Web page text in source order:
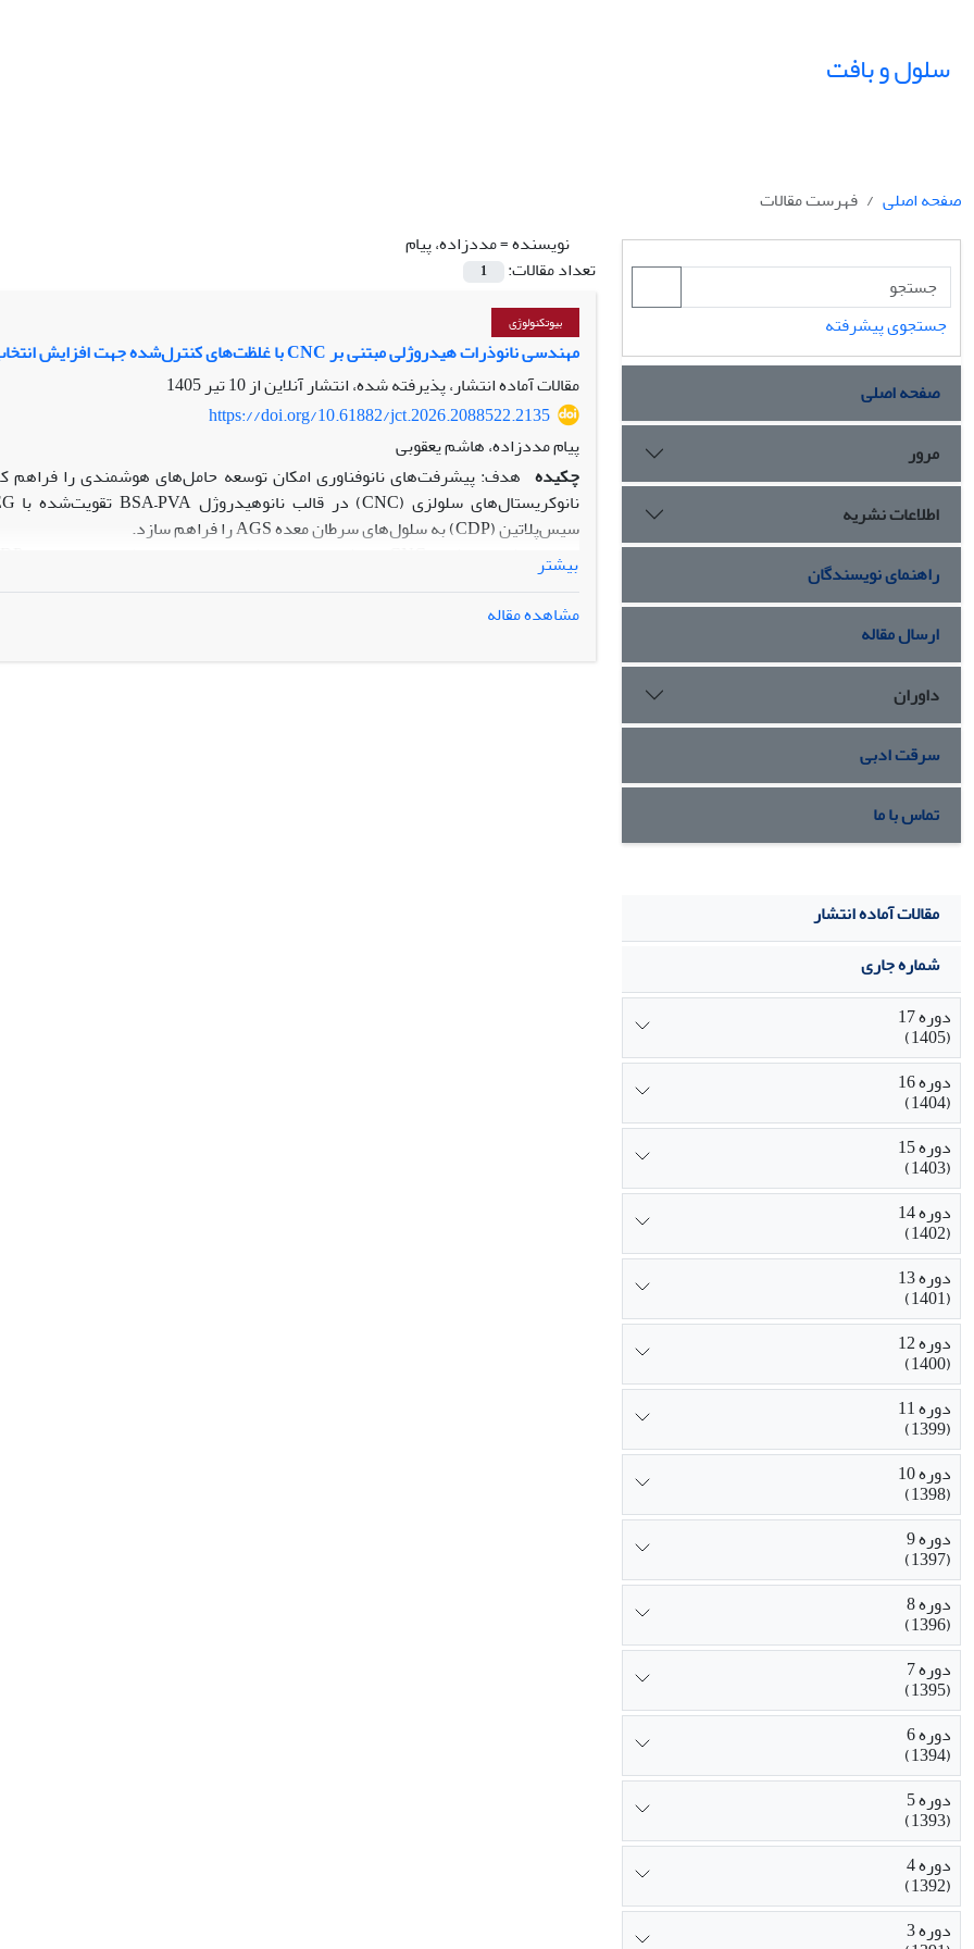
سلول و بافت
صفحه اصلی
فهرست مقالات
نویسنده =مددزاده، پیام
تعداد مقالات:
1
بیوتکنولوژی
مهندسی نانوذرات هیدروژلی مبتنی بر CNC با غلظت‌های کنترل‌شده جهت افزایش انتخاب‌پذیری و اثرگذاری سیس‌پلاتین در سلول‌های AGS
مقالات آماده انتشار، پذیرفته شده، انتشار آنلاین از10 تیر 1405
https://doi.org/10.61882/jct.2026.2088522.2135
پیام مددزاده، هاشم یعقوبی
چکیده هدف: پیشرفت‌های نانوفناوری امکان توسعه حامل‌های هوشمندی را
سیس‌پلاتین (CDP) به سلول‌های سرطان معده AGS را فراهم سازد.
و سالم GES-1 بررسی گردید.
بیشتر
مشاهده مقاله
جستجوی پیشرفته
صفحه اصلی
مرور
اطلاعات نشریه
راهنمای نویسندگان
ارسال مقاله
داوران
سرقت ادبی
تماس با ما
مقالات آماده انتشار
شماره جاری
دوره 17
(1405)
دوره 16
(1404)
دوره 15
(1403)
دوره 14
(1402)
دوره 13
(1401)
دوره 12
(1400)
دوره 11
(1399)
دوره 10
(1398)
دوره 9
(1397)
دوره 8
(1396)
دوره 7
(1395)
دوره 6
(1394)
دوره 5
(1393)
دوره 4
(1392)
دوره 3